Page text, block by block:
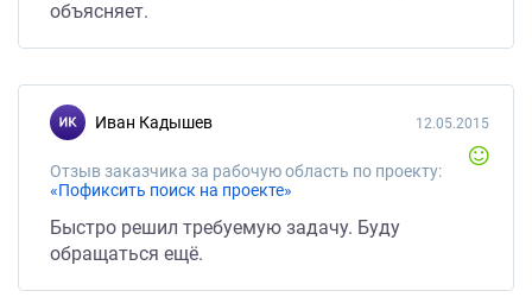
объясняет.
Иван Кадышев
Отзыв заказчика за рабочую область по проекту:
«Пофиксить поиск на проекте»
12.05.2015
Быстро решил требуемую задачу. Буду
обращаться ещё.